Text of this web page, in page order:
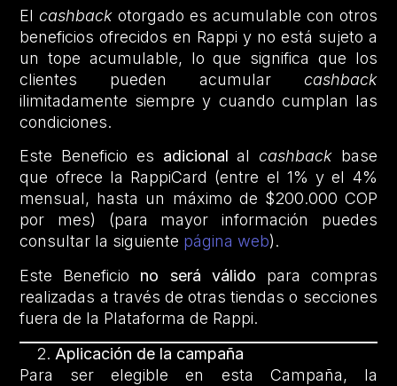
El cashback otorgado es acumulable con otros
beneficios ofrecidos en Rappi y no está sujeto a
un tope acumulable, lo que significa que los
clientes pueden acumular cashback
ilimitadamente siempre y cuando cumplan las
condiciones.
Este Beneficio es adicional al cashbackbase
que ofrece la RappiCard (entre el 1% y el 4%
mensual, hasta un máximo de $200.000 COP
por mes) (para mayor información puedes
consultar la siguiente página web).
Este Beneficio no será válido para compras
realizadas a través de otras tiendas o secciones
fuera de la Plataforma de Rappi.
Aplicación de la campaña
Para ser elegible en esta Campaña, la